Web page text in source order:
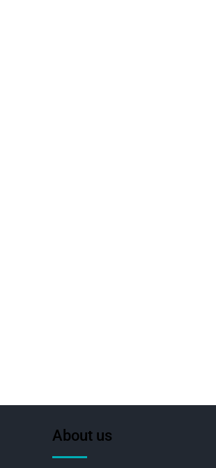
About us